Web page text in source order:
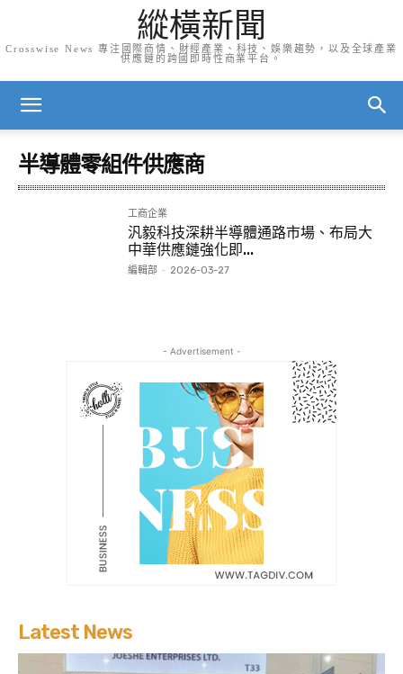
縱橫新聞
Crosswise News 專注國際商情、財經產業、科技、娛樂趨勢，以及全球產業
供應鏈的跨國即時性商業平台。
半導體零組件供應商
工商企業
汎毅科技深耕半導體通路市場、布局大
中華供應鏈強化即...
編輯部 - 2026-03-27
- Advertisement -
Latest News